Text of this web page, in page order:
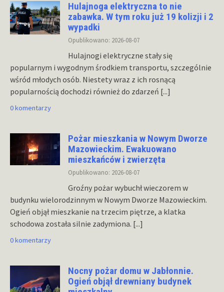
Hulajnoga elektryczna to nie
zabawka. W tym roku już 19 kolizji i 2
wypadki
Opublikowano: 2026-08-07
Hulajnogi elektryczne stały się
popularnym i wygodnym środkiem transportu, szczególnie
wśród młodych osób. Niestety wraz z ich rosnącą
popularnością dochodzi również do zdarzeń [...]
0 komentarzy
Pożar mieszkania w Nowym Dworze
Mazowieckim. Ewakuowano
mieszkańców i zwierzęta
Opublikowano: 2026-08-07
Groźny pożar wybuchł wieczorem w
budynku wielorodzinnym w Nowym Dworze Mazowieckim.
Ogień objął mieszkanie na trzecim piętrze, a klatka
schodowa została silnie zadymiona. [...]
0 komentarzy
Nocny pożar domu w Jabłonnie.
Ogień objął drewniany budynek